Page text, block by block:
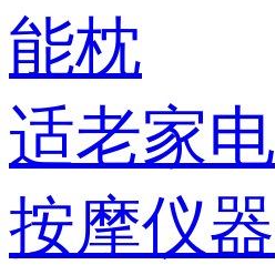
能枕
适老家电
按摩仪器